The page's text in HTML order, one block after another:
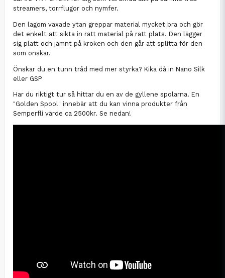
streamers, torrflugor och nymfer.
Den lagom vaxade ytan greppar material mycket bra och gör
det enkelt att sikta in rätt material på rätt plats. Den lägger
sig platt och jämnt på kroken och den går att splitta för den
som önskar.
Önskar du en tunn tråd med mer styrka? Kika då in Nano Silk
eller GSP
Har du riktigt tur så hittar du en av de gyllene spolarna. En
"Golden Spool" innebär att du kan vinna produkter från
Semperfli värde ca 2500kr. Se nedan!